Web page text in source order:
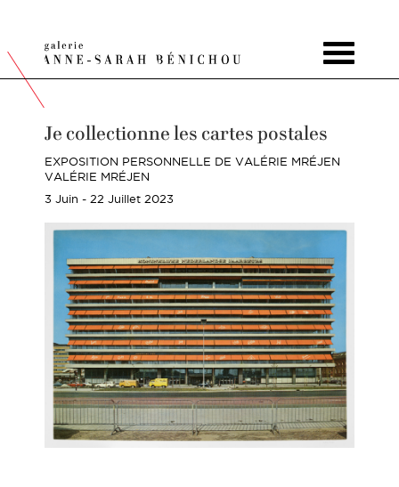
Toggle
Je collectionne les cartes postales
EXPOSITION PERSONNELLE DE VALÉRIE MRÉJEN
VALÉRIE MRÉJEN
3 Juin - 22 Juillet 2023